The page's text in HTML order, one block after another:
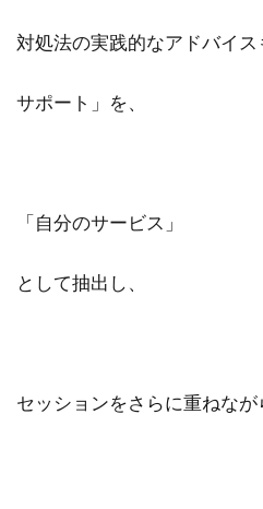
対処法の実践的なアドバイス
サポート」を、
「自分のサービス」
として抽出し、
セッションをさらに重ねなが